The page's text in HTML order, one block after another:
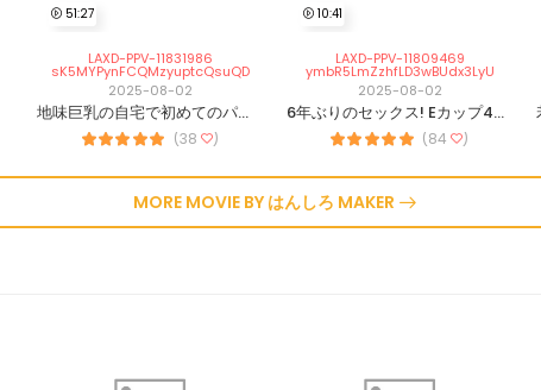
51:27
LAXD-PPV-11831986
sK5MYPynFCQMzyuptcQsuQD
2025-08-02
地味巨乳の自宅で初めてのパイズリ体験
(38 )
10:41
LAXD-PPV-11809469
ymbR5LmZzhfLD3wBUdx3LyU
2025-08-02
6年ぶりのセックス! Eカップ45歳美魔女さんと出会って10分でホテルIN
(84 )
MORE MOVIE BY はんしろ MAKER